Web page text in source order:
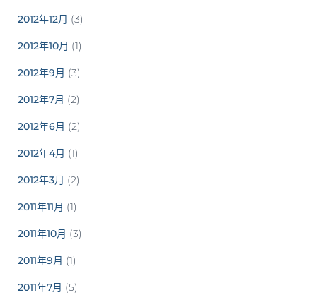
2012年12月 (3)
2012年10月 (1)
2012年9月 (3)
2012年7月 (2)
2012年6月 (2)
2012年4月 (1)
2012年3月 (2)
2011年11月 (1)
2011年10月 (3)
2011年9月 (1)
2011年7月 (5)